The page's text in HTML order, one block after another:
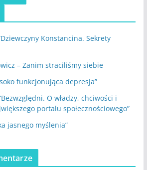
Konstancina. Sekrety
– Zanim straciliśmy siebie
funkcjonująca depresja”
O władzy, chciwości i
portalu społecznościowego”
jasnego myślenia”